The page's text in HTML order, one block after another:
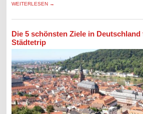
WEITERLESEN →
Die 5 schönsten Ziele in
Städtetrip